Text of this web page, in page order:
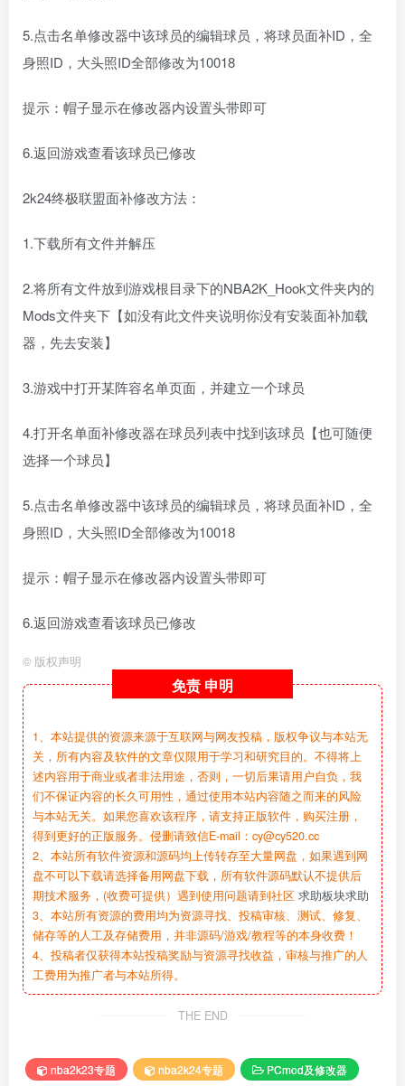
5.点击名单修改器中该球员的编辑球员，将球员面补ID，全
身照ID，大头照ID全部修改为10018
提示：帽子显示在修改器内设置头带即可
6.返回游戏查看该球员已修改
2k24终极联盟面补修改方法：
1.下载所有文件并解压
2.将所有文件放到游戏根目录下的NBA2K_Hook文件夹内的
Mods文件夹下【如没有此文件夹说明你没有安装面补加载
器，先去安装】
3.游戏中打开某阵容名单页面，并建立一个球员
4.打开名单面补修改器在球员列表中找到该球员【也可随便
选择一个球员】
5.点击名单修改器中该球员的编辑球员，将球员面补ID，全
身照ID，大头照ID全部修改为10018
提示：帽子显示在修改器内设置头带即可
6.返回游戏查看该球员已修改
© 版权声明
免责 申明
1、本站提供的资源来源于互联网与网友投稿，版权争议与本站无
关，所有内容及软件的文章仅限用于学习和研究目的。不得将上
述内容用于商业或者非法用途，否则，一切后果请用户自负，我
们不保证内容的长久可用性，通过使用本站内容随之而来的风险
与本站无关。如果您喜欢该程序，请支持正版软件，购买注册，
得到更好的正版服务。侵删请致信E-mail：cy@cy520.cc
2、本站所有软件资源和源码均上传转存至大量网盘，如果遇到网
盘不可以下载请选择备用网盘下载，所有软件源码默认不提供后
期技术服务，(收费可提供）遇到使用问题请到社区 求助板块求助
3、本站所有资源的费用均为资源寻找、投稿审核、测试、修复、
储存等的人工及存储费用，并非源码/游戏/教程等的本身收费！
4、投稿者仅获得本站投稿奖励与资源寻找收益，审核与推广的人
工费用为推广者与本站所得。
THE END
nba2k23专题 nba2k24专题 PCmod及修改器